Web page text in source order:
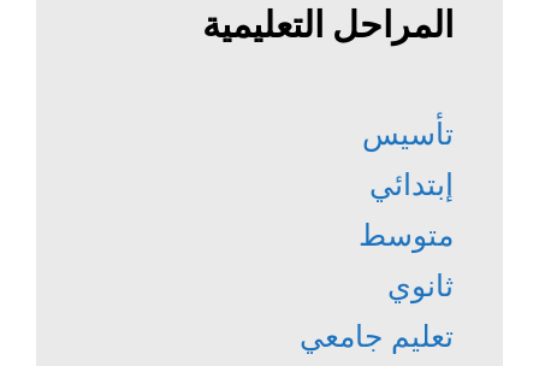
المراحل التعليمية
تأسيس
إبتدائي
متوسط
ثانوي
تعليم جامعي